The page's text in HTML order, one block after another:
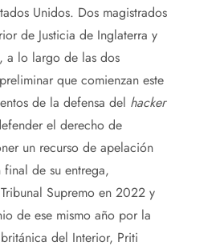
Unidos. Dos magistrados
de Justicia de Inglaterra y
a lo largo de las dos
que comienzan este
de la defensa del hacker
el derecho de
un recurso de apelación
de su entrega,
Supremo en 2022 y
de ese mismo año por la
del Interior, Priti